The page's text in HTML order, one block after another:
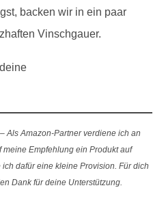
backen wir in ein paar
Vinschgauer.
Als Amazon-Partner verdiene ich an
Empfehlung ein Produkt auf
dafür eine kleine Provision. Für dich
Dank für deine Unterstützung.